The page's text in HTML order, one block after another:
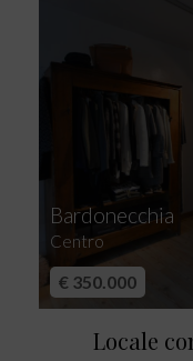
Bardonecchia
Centro
€ 350.000
Locale